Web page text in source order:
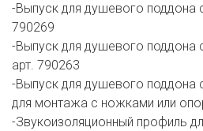
-Выпуск для душевого поддона
790269
-Выпуск для душевого поддона
арт. 790263
-Выпуск для душевого поддона
для монтажа с ножками или
-Звукоизоляционный профиль